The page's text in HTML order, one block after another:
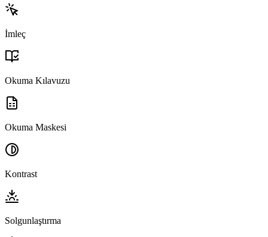
İmleç
Okuma Kılavuzu
Okuma Maskesi
Kontrast
Solgunlaştırma